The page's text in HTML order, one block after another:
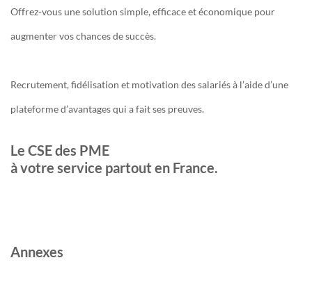
Offrez-vous une solution simple, efficace et économique pour
augmenter vos chances de succès.
Recrutement, fidélisation et motivation des salariés à l’aide d’une
plateforme d’avantages qui a fait ses preuves.
Le CSE des PME
à votre service partout en France.
Annexes